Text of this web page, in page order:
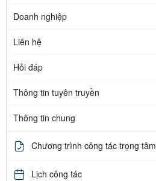
Doanh nghiệp
Liên hệ
Hỏi đáp
Thông tin tuyên truyền
Thông tin chung
Chương trình công tác trọng tâm
Lịch công tác